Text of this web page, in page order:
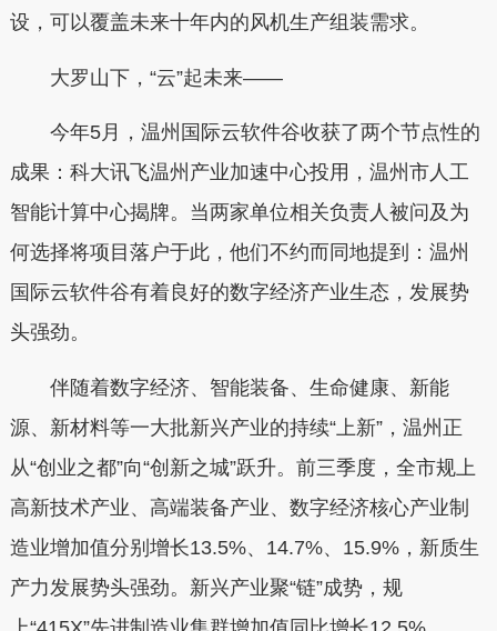
设，可以覆盖未来十年内的风机生产组装需求。
大罗山下，“云”起未来——
今年5月，温州国际云软件谷收获了两个节点性的
成果：科大讯飞温州产业加速中心投用，温州市人工
智能计算中心揭牌。当两家单位相关负责人被问及为
何选择将项目落户于此，他们不约而同地提到：温州
国际云软件谷有着良好的数字经济产业生态，发展势
头强劲。
伴随着数字经济、智能装备、生命健康、新能
源、新材料等一大批新兴产业的持续“上新”，温州正
从“创业之都”向“创新之城”跃升。前三季度，全市规上
高新技术产业、高端装备产业、数字经济核心产业制
造业增加值分别增长13.5%、14.7%、15.9%，新质生
产力发展势头强劲。新兴产业聚“链”成势，规